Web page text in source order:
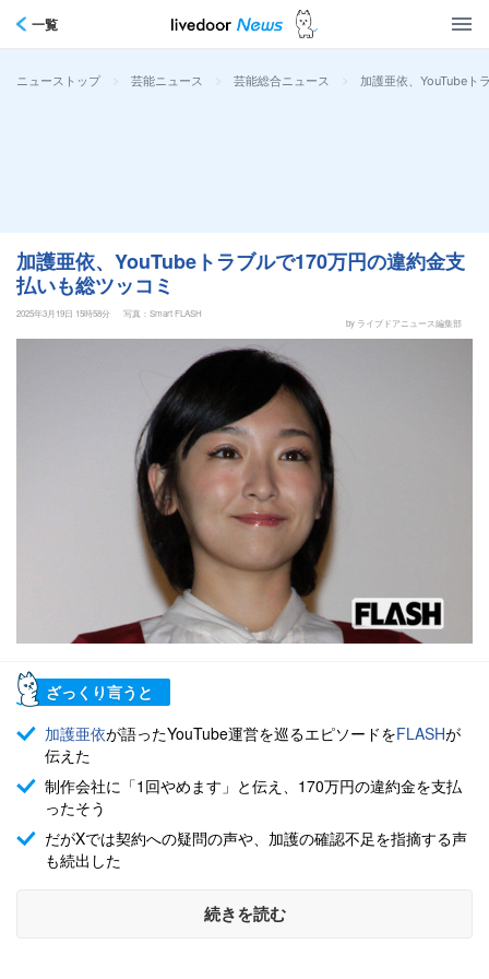
一覧
ニューストップ > 芸能ニュース > 芸能総合ニュース > 加護亜依、YouTubeト
加護亜依、YouTubeトラブルで170万円の違約金支
払いも総ツッコミ
2025年3月19日 15時58分
写真：Smart FLASH
by ライブドアニュース編集部
ざっくり言うと
加護亜依が語ったYouTube運営を巡るエピソードをFLASHが
伝えた
制作会社に「1回やめます」と伝え、170万円の違約金を支払
ったそう
だがXでは契約への疑問の声や、加護の確認不足を指摘する声
も続出した
続きを読む